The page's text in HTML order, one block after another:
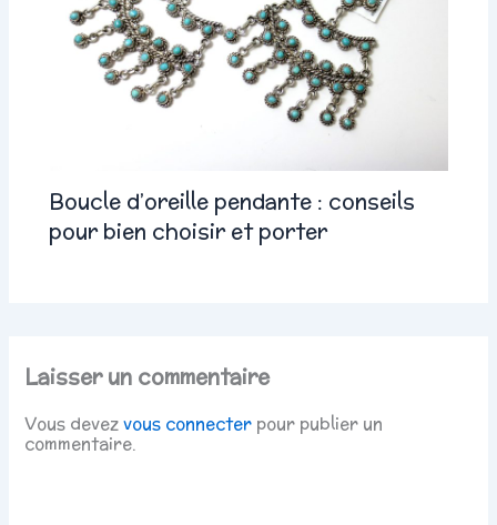
Boucle d’oreille pendante : conseils
pour bien choisir et porter
Laisser un commentaire
Vous devezvous connecter pour publier un
commentaire.